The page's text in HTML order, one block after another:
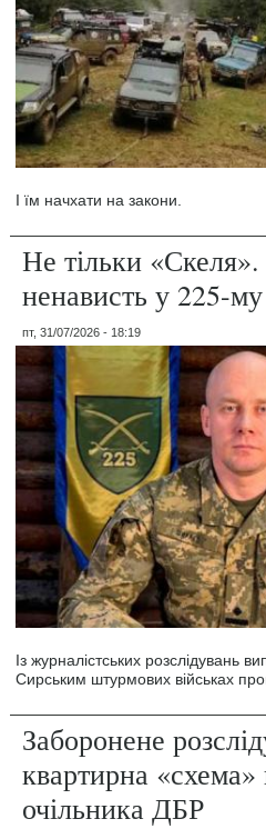
І їм начхати на закони.
Не тільки «Скеля».
ненависть у 225-
пт, 31/07/2026 - 18:19
Із журналістських розслідувань
Сирським штурмових військах
Заборонене
квартирна «схема»
очільника ДБР